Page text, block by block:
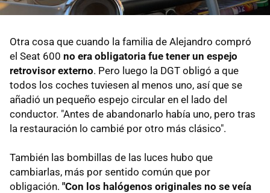
Otra cosa que cuando la familia de Alejandro compró
el Seat 600 no era obligatoria fue tener un espejo
retrovisor externo. Pero luego la DGT obligó a que
todos los coches tuviesen al menos uno, así que se
añadió un pequeño espejo circular en el lado del
conductor. "Antes de abandonarlo había uno, pero tras
la restauración lo cambié por otro más clásico".
También las bombillas de las luces hubo que
cambiarlas, más por sentido común que por
obligación. "Con los halógenos originales no se veía